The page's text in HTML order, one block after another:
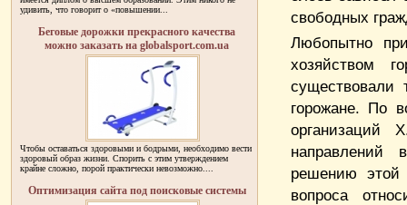
свободных
Любопытно
хозяйством
существовали
горожане. По
направлений
решению этой
вопроса
удивить, что говорит о «повышении...
Беговые дорожки прекрасного качества
можно заказать на globalsport.com.ua
Чтобы оставаться здоровыми и бодрыми, необходимо вести
здоровый образ жизни. Спорить с этим утверждением
крайне сложно, порой практически невозможно....
Оптимизация сайта под поисковые системы